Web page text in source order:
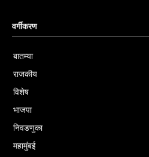
वर्गीकरण
बातम्या
राजकीय
विशेष
भाजपा
निवडणुका
महामुंबई